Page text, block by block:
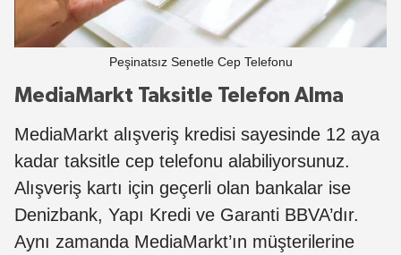
Peşinatsız Senetle Cep Telefonu
MediaMarkt Taksitle Telefon Alma
MediaMarkt alışveriş kredisi sayesinde 12 aya
kadar taksitle cep telefonu alabiliyorsunuz.
Alışveriş kartı için geçerli olan bankalar ise
Denizbank, Yapı Kredi ve Garanti BBVA’dır.
Aynı zamanda MediaMarkt’ın müşterilerine